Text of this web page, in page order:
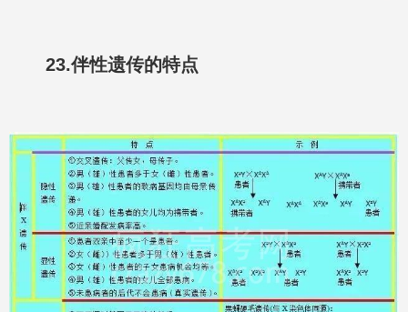
23.伴性遗传的特点